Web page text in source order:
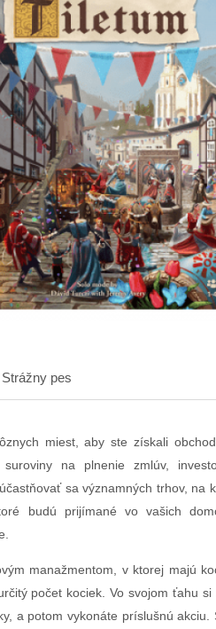
Strážny pes
miest, aby ste získali
suroviny na plnenie zmlúv,
sa významných trhov, na
budú prijímané vo vašich
manažmentom, v ktorej majú
počet kociek. Vo svojom ťahu
a potom vykonáte príslušnú